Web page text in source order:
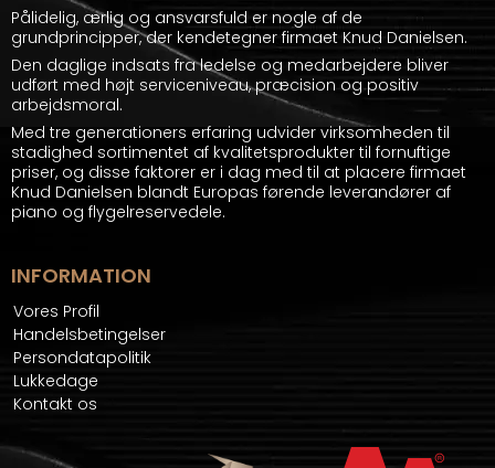
Pålidelig, ærlig og ansvarsfuld er nogle af de
grundprincipper, der kendetegner firmaet Knud Danielsen.
Den daglige indsats fra ledelse og medarbejdere bliver
udført med højt serviceniveau, præcision og positiv
arbejdsmoral.
Med tre generationers erfaring udvider virksomheden til
stadighed sortimentet af kvalitetsprodukter til fornuftige
priser, og disse faktorer er i dag med til at placere firmaet
Knud Danielsen blandt Europas førende leverandører af
piano og flygelreservedele.
INFORMATION
Vores Profil
Handelsbetingelser
Persondatapolitik
Lukkedage
Kontakt os